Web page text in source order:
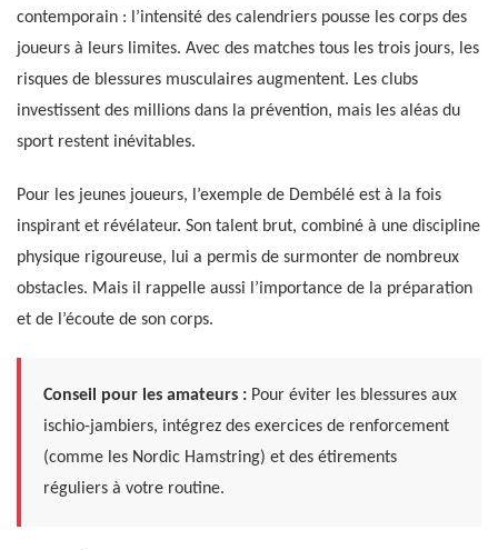
contemporain : l’intensité des calendriers pousse les corps des
joueurs à leurs limites. Avec des matches tous les trois jours, les
risques de blessures musculaires augmentent. Les clubs
investissent des millions dans la prévention, mais les aléas du
sport restent inévitables.
Pour les jeunes joueurs, l’exemple de Dembélé est à la fois
inspirant et révélateur. Son talent brut, combiné à une discipline
physique rigoureuse, lui a permis de surmonter de nombreux
obstacles. Mais il rappelle aussi l’importance de la préparation
et de l’écoute de son corps.
Conseil pour les amateurs : Pour éviter les blessures aux
ischio-jambiers, intégrez des exercices de renforcement
(comme les Nordic Hamstring) et des étirements
réguliers à votre routine.